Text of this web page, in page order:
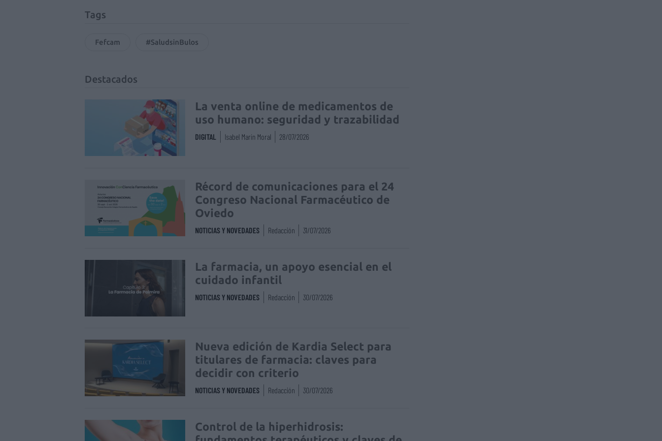
Tags
Fefcam #SaludsinBulos
Destacados
La venta online de medicamentos de
uso humano: seguridad y trazabilidad
DIGITAL Isabel Marín Moral 28/07/2026
Récord de comunicaciones para el 24
Congreso Nacional Farmacéutico de
Oviedo
NOTICIAS Y NOVEDADES Redacción 31/07/2026
La farmacia, un apoyo esencial en el
cuidado infantil
NOTICIAS Y NOVEDADES Redacción 30/07/2026
Nueva edición de Kardia Select para
titulares de farmacia: claves para
decidir con criterio
NOTICIAS Y NOVEDADES Redacción 30/07/2026
Control de la hiperhidrosis: